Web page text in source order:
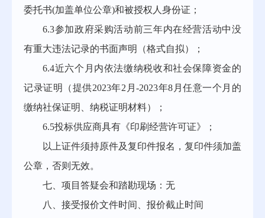
委托书(加盖单位公章)和被授权人身份证；
6.3参加政府采购活动前三年内在经营活动中没
有重大违法记录的书面声明（格式自拟）；
6.4近六个月内依法缴纳税收和社会保障资金的
记录证明（提供2023年2月-2023年8月任意一个月的
缴纳社保证明、纳税证明材料）；
6.5投标供应商具有《印刷经营许可证》；
以上证件须持原件及复印件报名，复印件须加盖
公章，否则无效。
七、项目答疑会和踏勘现场：无
八、接受报价文件时间、报价截止时间